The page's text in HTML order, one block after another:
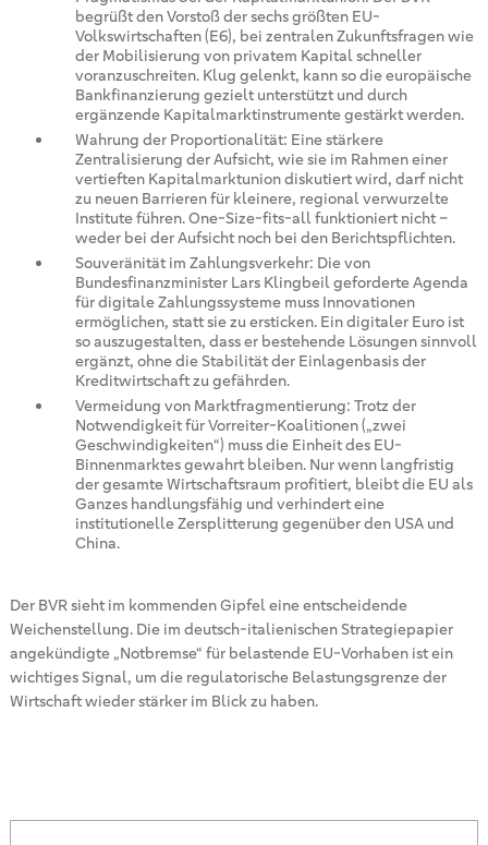
begrüßt den Vorstoß der sechs größten EU-
Volkswirtschaften (E6), bei zentralen Zukunftsfragen wie
der Mobilisierung von privatem Kapital schneller
voranzuschreiten. Klug gelenkt, kann so die europäische
Bankfinanzierung gezielt unterstützt und durch
ergänzende Kapitalmarktinstrumente gestärkt werden.
Wahrung der Proportionalität: Eine stärkere
Zentralisierung der Aufsicht, wie sie im Rahmen einer
vertieften Kapitalmarktunion diskutiert wird, darf nicht
zu neuen Barrieren für kleinere, regional verwurzelte
Institute führen. One-Size-fits-all funktioniert nicht –
weder bei der Aufsicht noch bei den Berichtspflichten.
Souveränität im Zahlungsverkehr: Die von
Bundesfinanzminister Lars Klingbeil geforderte Agenda
für digitale Zahlungssysteme muss Innovationen
ermöglichen, statt sie zu ersticken. Ein digitaler Euro ist
so auszugestalten, dass er bestehende Lösungen sinnvoll
ergänzt, ohne die Stabilität der Einlagenbasis der
Kreditwirtschaft zu gefährden.
Vermeidung von Marktfragmentierung: Trotz der
Notwendigkeit für Vorreiter-Koalitionen („zwei
Geschwindigkeiten“) muss die Einheit des EU-
Binnenmarktes gewahrt bleiben. Nur wenn langfristig
der gesamte Wirtschaftsraum profitiert, bleibt die EU als
Ganzes handlungsfähig und verhindert eine
institutionelle Zersplitterung gegenüber den USA und
China.
Der BVR sieht im kommenden Gipfel eine entscheidende
Weichenstellung. Die im deutsch-italienischen Strategiepapier
angekündigte „Notbremse“ für belastende EU-Vorhaben ist ein
wichtiges Signal, um die regulatorische Belastungsgrenze der
Wirtschaft wieder stärker im Blick zu haben.